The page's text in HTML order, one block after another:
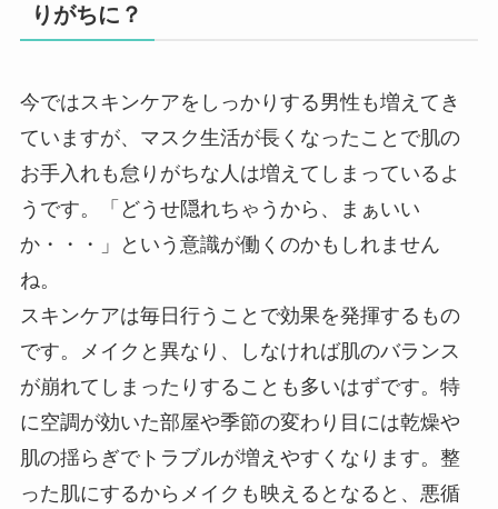
りがちに？
今ではスキンケアをしっかりする男性も増えてき
ていますが、マスク生活が長くなったことで肌の
お手入れも怠りがちな人は増えてしまっているよ
うです。「どうせ隠れちゃうから、まぁいい
か・・・」という意識が働くのかもしれません
ね。
スキンケアは毎日行うことで効果を発揮するもの
です。メイクと異なり、しなければ肌のバランス
が崩れてしまったりすることも多いはずです。特
に空調が効いた部屋や季節の変わり目には乾燥や
肌の揺らぎでトラブルが増えやすくなります。整
った肌にするからメイクも映えるとなると、悪循